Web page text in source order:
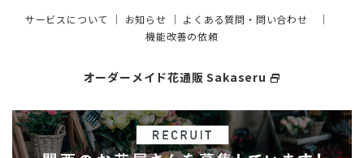
サービスについて ｜ お知らせ ｜ よくある質問・問い合わせ ｜
機能改善の依頼
オーダーメイド花通販 Sakaseru select_window